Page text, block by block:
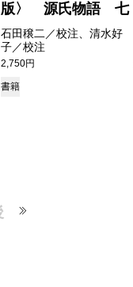
版〉 源氏物語 七
石田穣二／校注、清水好
子／校注
2,750円
書籍